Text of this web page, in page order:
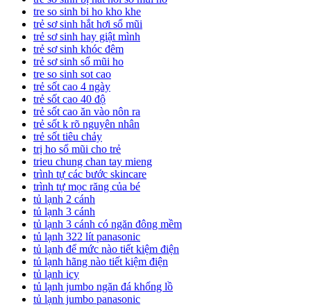
tre so sinh bi ho kho khe
trẻ sơ sinh hắt hơi sổ mũi
trẻ sơ sinh hay giật mình
trẻ sơ sinh khóc đêm
trẻ sơ sinh sổ mũi ho
tre so sinh sot cao
trẻ sốt cao 4 ngày
trẻ sốt cao 40 độ
trẻ sốt cao ăn vào nôn ra
trẻ sốt k rõ nguyên nhân
trẻ sốt tiêu chảy
trị ho sổ mũi cho trẻ
trieu chung chan tay mieng
trình tự các bước skincare
trình tự mọc răng của bé
tủ lạnh 2 cánh
tủ lạnh 3 cánh
tủ lạnh 3 cánh có ngăn đông mềm
tủ lạnh 322 lít panasonic
tủ lạnh để mức nào tiết kiệm điện
tủ lạnh hãng nào tiết kiệm điện
tủ lạnh icy
tủ lạnh jumbo ngăn đá khổng lồ
tủ lạnh jumbo panasonic